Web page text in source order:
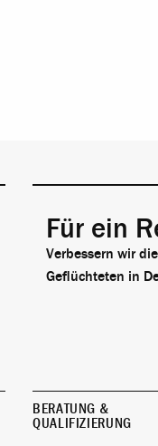
Für ein
Verbessern wir
Geflüchteten in
BERATUNG &
QUALIFIZIERUNG